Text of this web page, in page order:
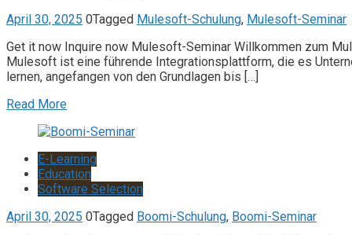
April 30, 2025 0Tagged Mulesoft-Schulung, Mulesoft-Seminar
Get it now Inquire now Mulesoft-Seminar Willkommen zum
Mulesoft ist eine führende Integrationsplattform, die es
lernen, angefangen von den Grundlagen bis […]
Read More
E-Learning
Education
Software Selection
April 30, 2025 0Tagged Boomi-Schulung, Boomi-Seminar